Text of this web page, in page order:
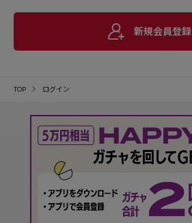
新規会員登録
TOP ログイン